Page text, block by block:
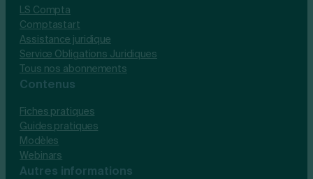
LS Compta
Comptastart
Assistance juridique
Service Obligations Juridiques
Tous nos abonnements
Contenus
Fiches pratiques
Guides pratiques
Modèles
Webinars
Autres informations